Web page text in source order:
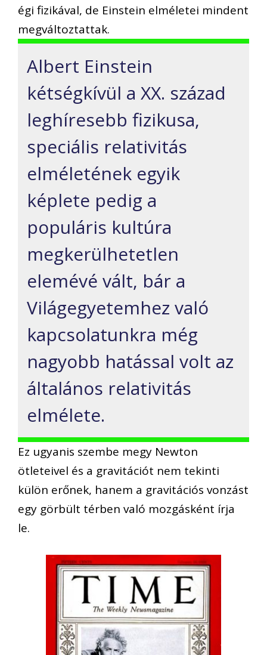
égi fizikával, de Einstein elméletei mindent
megváltoztattak.
Albert Einstein
kétségkívül a XX. század
leghíresebb fizikusa,
speciális relativitás
elméletének egyik
képlete pedig a
populáris kultúra
megkerülhetetlen
elemévé vált, bár a
Világegyetemhez való
kapcsolatunkra még
nagyobb hatással volt az
általános relativitás
elmélete.
Ez ugyanis szembe megy Newton
ötleteivel és a gravitációt nem tekinti
külön erőnek, hanem a gravitációs vonzást
egy görbült térben való mozgásként írja
le.